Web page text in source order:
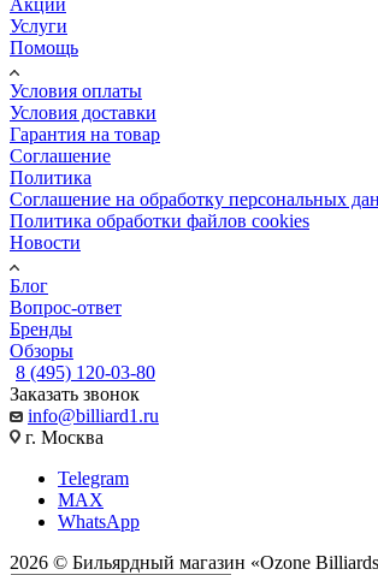
Услуги
Помощь
Условия оплаты
Условия доставки
Гарантия на товар
Соглашение
Политика
Соглашение на обработку персональных
Политика обработки файлов cookies
Новости
Блог
Вопрос-ответ
Бренды
Обзоры
8 (495) 120-03-80
Заказать звонок
info@billiard1.ru
г. Москва
Telegram
MAX
WhatsApp
2026 © Бильярдный магазин «Ozone